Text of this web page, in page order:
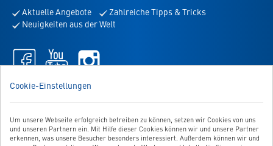
Cookie-Einstellungen
Um unsere Webseite erfolgreich betreiben zu können, setzen wir Cookies von uns
und unseren Partnern ein. Mit Hilfe dieser Cookies können wir und unsere Partner
erkennen, was unsere Besucher besonders interessiert. Außerdem können wir und
für
den
Aktuelle Angebote
Zahlreiche Tipps & Tricks
Neuigkeiten aus der Welt
Facebook
-
in
Tab
Youtube
-
in
Tab
-
Tab
WIR SIND FÜR SIE DA!
Zum Kontaktformular